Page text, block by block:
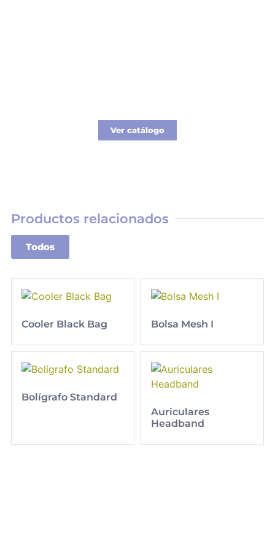
Ver catálogo
Productos relacionados
Todos
Cooler Black Bag Bolsa Mesh I
Bolígrafo Standard
Auriculares
Headband